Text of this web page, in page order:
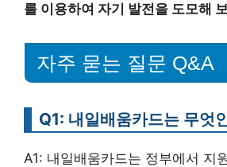
를 이용하여 자기 발전을 도모해
자주 묻는 질문 Q&A
Q1: 내일배움카드는 무엇
A1: 내일배움카드는 정부에서 지